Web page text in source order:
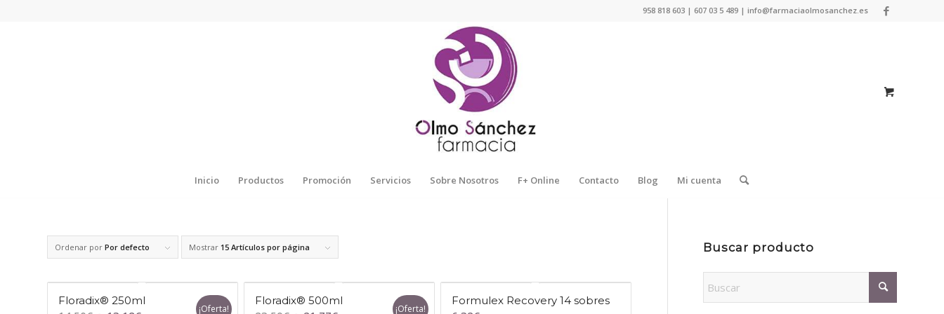
958 818 603 | 607 03 5 489 | info@farmaciaolmosanchez.es
Inicio Productos Promoción Servicios Sobre Nosotros F+ Online Contacto Blog Mi cuenta
Ordenar por Por defecto Mostrar 15 Artículos por página
Floradix® 250ml
¡Oferta!
Floradix® 500ml
¡Oferta!
Formulex Recovery 14 sobres
Buscar producto